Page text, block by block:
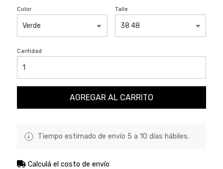
Color Talle
Cantidad
AGREGAR AL CARRITO
Tiempo estimado de envío 5 a 10 días hábiles.
Calculá el costo de envío